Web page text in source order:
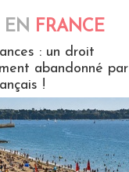
EN FRANCE
: un droit
abandonné par
!